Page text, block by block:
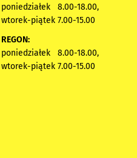
poniedziałek 8.00-18.00,
wtorek-piątek 7.00-15.00
REGON:
poniedziałek 8.00-18.00,
wtorek-piątek 7.00-15.00